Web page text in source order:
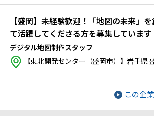
【盛岡】未経験歓迎！「地図の未来」
て活躍してくださる方を募集しています
デジタル地図制作スタッフ
【東北開発センター（盛岡市）】岩手県 盛岡市 盛岡駅西通2-9-1 マリオス ※JR盛岡駅から徒歩5分以内 ※車通勤を
この企